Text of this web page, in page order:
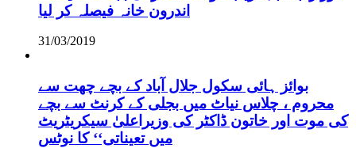
اندرون خانہ فیصلہ کر لیا
31/03/2019
بوائز ہائی سکول جلال آباد کے بچے چھت سے
محروم ، چلاس نیاٹ میں بجلی کے کرنٹ سے بچے
کی موت اور خاتون ڈاکٹر کی وزیراعلیٰ سیکریٹریٹ
میں تعیناتی‘‘ کا نوٹس